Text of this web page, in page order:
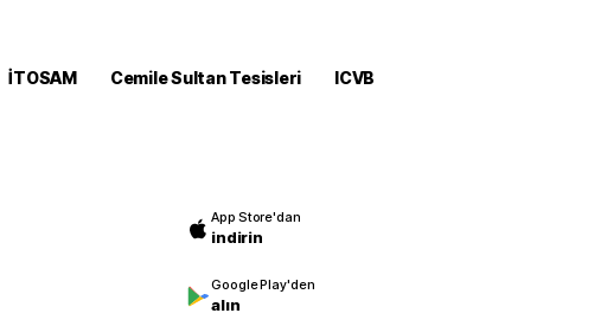
İTOSAM Cemile Sultan Tesisleri
ICVB
App Store'dan
indirin
Google Play'den
alın